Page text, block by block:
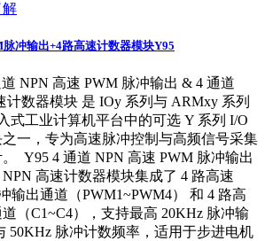
解
冲输出+4路高速计数器模块Y95
道 NPN 高速 PWM 脉冲输出 & 4 通道
计数器模块 是 IOy 系列与 ARMxy 系列
式工业计算机平台中的可选 Y 系列 I/O
一，专为高速脉冲控制与高频信号采集
Y95 4 通道 NPN 高速 PWM 脉冲输出
高速计数器模块集成了 4 路高速
输出通道（PWM1~PWM4） 和 4 路高
（C1~C4），支持最高 20KHz 脉冲输
50KHz 脉冲计数频率，适用于步进电机